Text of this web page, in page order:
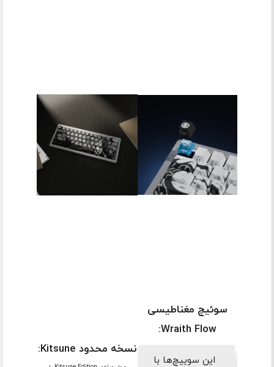
سوئیچ‌ مغناطیسی
Wraith Flow:
این سوییچ‌ها با
نسخه محدود Kitsune: